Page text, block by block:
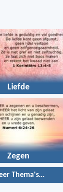
Liefde
Zegen
Thema's...